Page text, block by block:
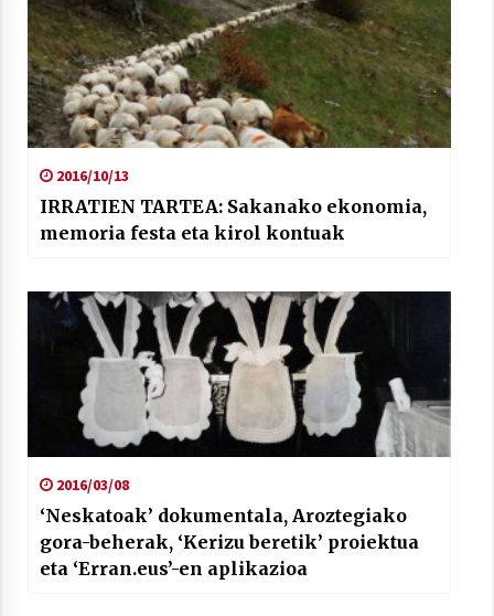
2016/10/13
IRRATIEN TARTEA: Sakanako ekonomia,
memoria festa eta kirol kontuak
2016/03/08
‘Neskatoak’ dokumentala, Aroztegiako
gora-beherak, ‘Kerizu beretik’ proiektua
eta ‘Erran.eus’-en aplikazioa